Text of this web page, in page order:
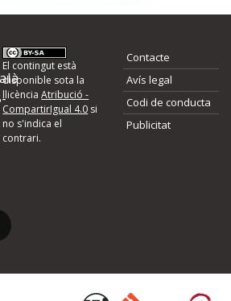
nos millores o
voleu proposar alguna millora, ompliu els
proposeu o l'error del qual voleu informar-
*
El contingut està
disponible sota la
llicènciaAtribució -
CompartirIgual 4.0 si
no s'indica el
contrari.
Contacte
Avís legal
Codi de conducta
Publicitat